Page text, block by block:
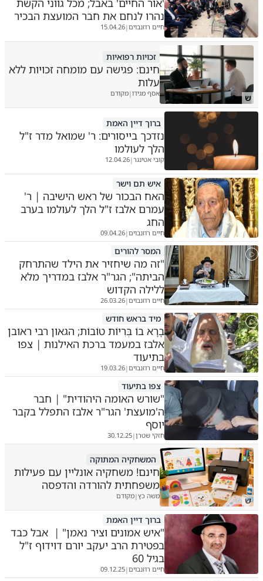
'אור החיים' באבל; מכל גווני הקשת
נהרו לנחם את חבר המועצת הבכיר
חיים רוזנבוים|
15.04.26
ש
זכויות רפואיות
חינם: פגישה עם מומחה זכויות ללא
עלות
אסף מגידו|מקודם
ברוך דיין האמת
נזדכך בייסורים: ר' שמואל מדר ז"ל
הלך לעולמו
קובי אטינגר|
12.04.26
איש תם וישר
האח הבכור של ראש הישיבה | ר'
עמרם אלבז ז"ל הלך לעולמו בערב
החג
חיים רוזנבוים|
09.04.26
המסר להורים
"זה מה שיחזיר את הילד שהתרחק
הביתה"; הגר"ר אלבז במדריך מלא
ללילה הקדוש
חיים רוזנבוים|
26.03.26
מיד בראש חודש
בָרָא בוֹ בְּרִיוֹת טוֹבוֹת; הגאון רבי ראובן
אלבז במעמד ברכת האילנות | צפו
בתיעוד
חיים רוזנבוים|
19.03.26
צפו בתיעוד
"שורש האומה היהודית" | חבר
ה'מועצת' הגר"ר אלבז התפלל בקבר
יוסף
חזקי שטרן|
30.12.25
ש
המשחקיה המתוקה
חינם! משחקיה אונליין עם פעילות
משפחתית להורדה והדפסה
משה כץ|מקודם
ברוך דיין האמת
"איש אמונים וציר נאמן" | אבל כבד
בפטירת הרב יעקב יורם דוידוף ז"ל
בגיל 60
חיים רוזנבוים|
09.12.25